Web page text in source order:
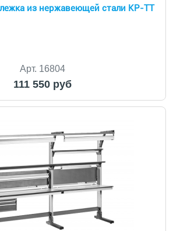
из нержавеющей стали КР-ТТ
Арт. 16804
111 550 руб